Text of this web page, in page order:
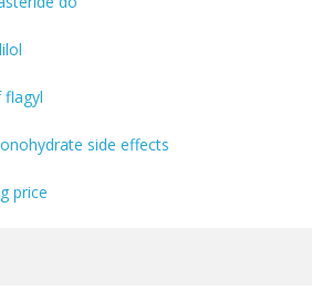
flagyl
side effects
price